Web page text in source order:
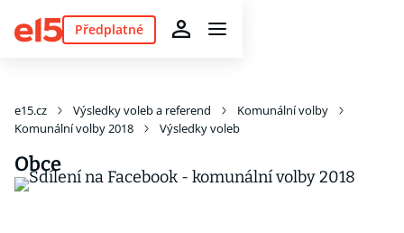
Předplatné
e15.cz Výsledky voleb a referend
Komunální volby
Komunální volby 2018
Výsledky voleb
Obce